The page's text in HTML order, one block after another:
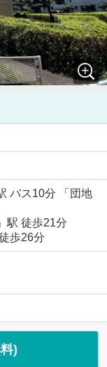
バス10分 「団地
」駅 徒歩21分
歩26分
)